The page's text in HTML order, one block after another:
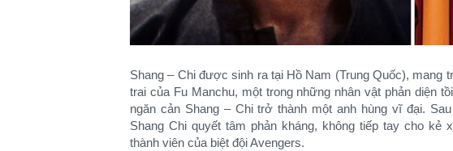
Shang – Chi được sinh ra tại Hồ Nam (Trung Quốc), mang
trai của Fu Manchu, một trong những nhân vật phản diện
ngăn cản Shang – Chi trở thành một anh hùng vĩ đại.
Shang Chi quyết tâm phản kháng, không tiếp tay cho kẻ
thành viên của biệt đội Avengers.